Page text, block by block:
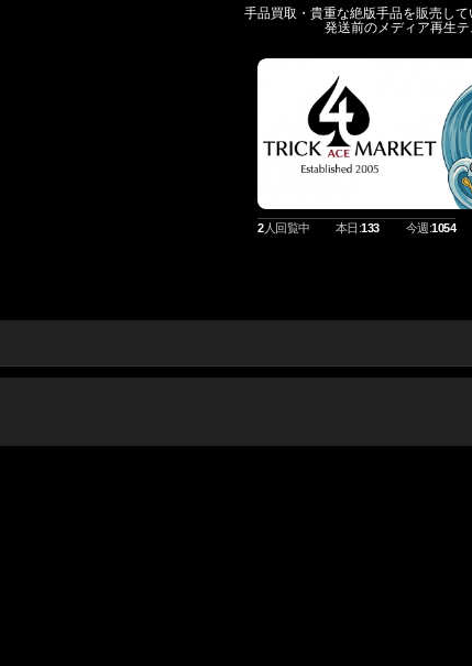
手品買取・貴重な絶版手品を販売し
発送前のメディア再生
2人回覧中 本日:133 今週:1054